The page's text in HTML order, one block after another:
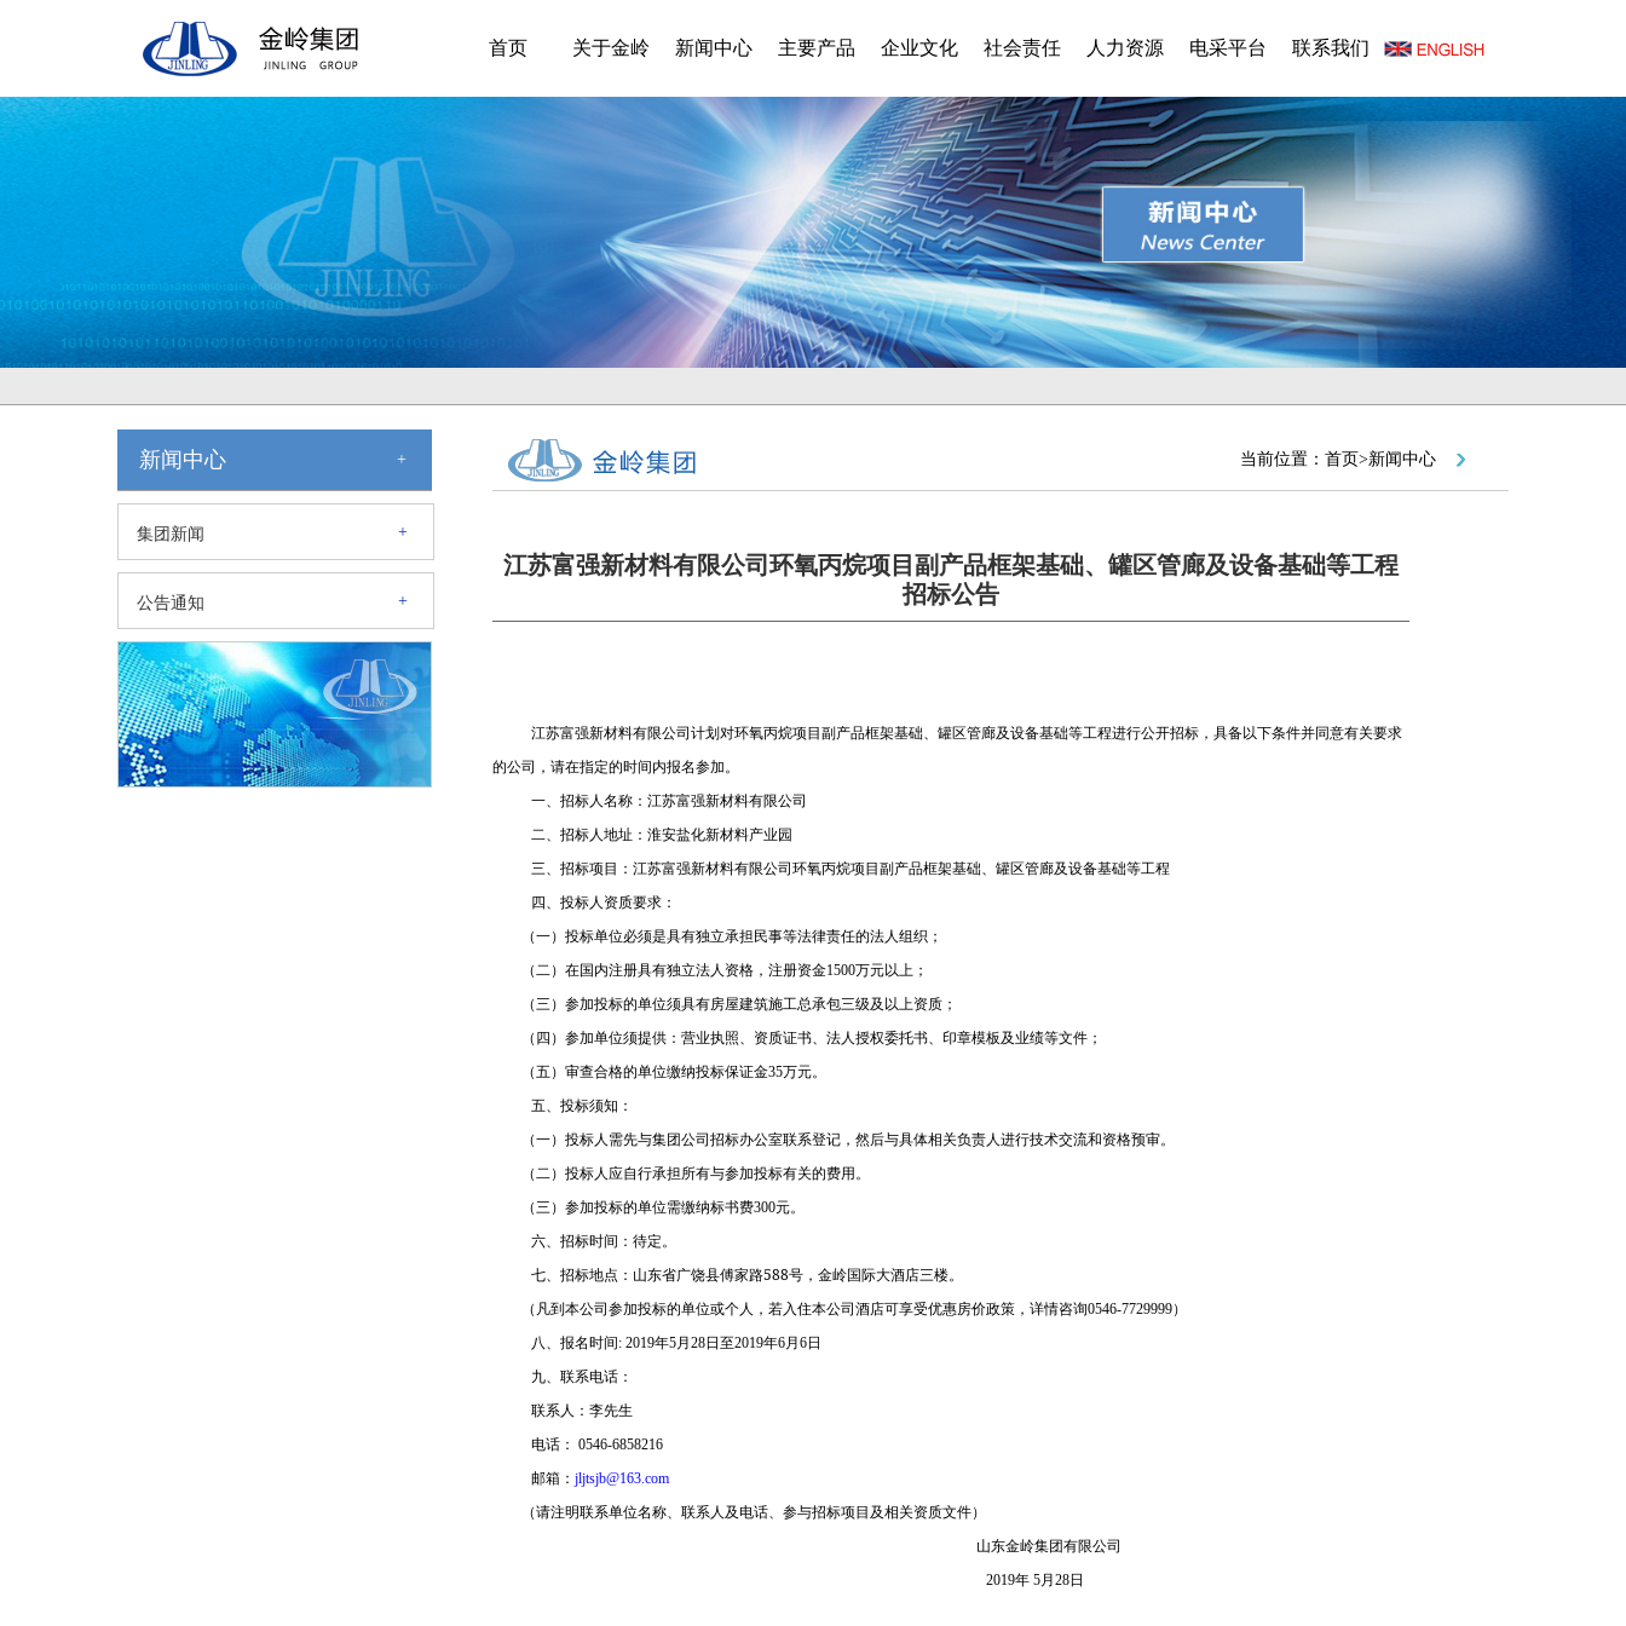
首页 关于金岭 新闻中心 主要产品 企业文化 社会责任 人力资源 电采平台 联系我们
新闻中心 +
集团新闻 +
公告通知 +
当前位置：首页>新闻中心
江苏富强新材料有限公司环氧丙烷项目副产品框架基础、罐区管廊及设备基础等工程
招标公告
江苏富强新材料有限公司计划对环氧丙烷项目副产品框架基础、罐区管廊及设备基础等工程进行公开招标，具备以下条件并同意有关要求
的公司，请在指定的时间内报名参加。
一、招标人名称：江苏富强新材料有限公司
二、招标人地址：淮安盐化新材料产业园
三、招标项目：江苏富强新材料有限公司 环氧丙烷项目副产品框架基础、罐区管廊及设备基础等工程
四、投标人资质要求：
（一）投标单位必须是具有独立承担民事等法律责任的法人组织；
（二）在国内注册具有独立法人资格，注册资金1500万元以上；
（三）参加投标的单位须具有房屋建筑施工总承包三级及以上资质；
（四）参加单位须提供：营业执照、资质证书、法人授权委托书、印章模板及业绩等文件；
（五）审查合格的单位缴纳投标保证金35万元。
五、投标须知：
（一）投标人需先与集团公司招标办公室联系登记，然后与具体相关负责人进行技术交流和资格预审。
（二）投标人应自行承担所有与参加投标有关的费用。
（三）参加投标的单位需缴纳标书费300元。
六、招标时间：待定。
七、招标地点： 山东省广饶县傅家路588号，金岭国际大酒店三楼。
（凡到本公司参加投标的单位或个人，若入住本公司酒店可享受优惠房价政策，详情咨询0546-7729999）
八、报名时间: 2019年5月 28日至2019年6月 6日
九、联系电话：
联系人：李先生
电话： 0546-6858216
邮箱： jljtsjb@163.com
（请注明联系单位名称、联系人及电话、参与招标项目及相关资质文件）
山东金岭集团有限公司
2019年 5月 28日